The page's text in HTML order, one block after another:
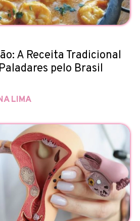
A Receita Tradicional
pelo Brasil
LIMA